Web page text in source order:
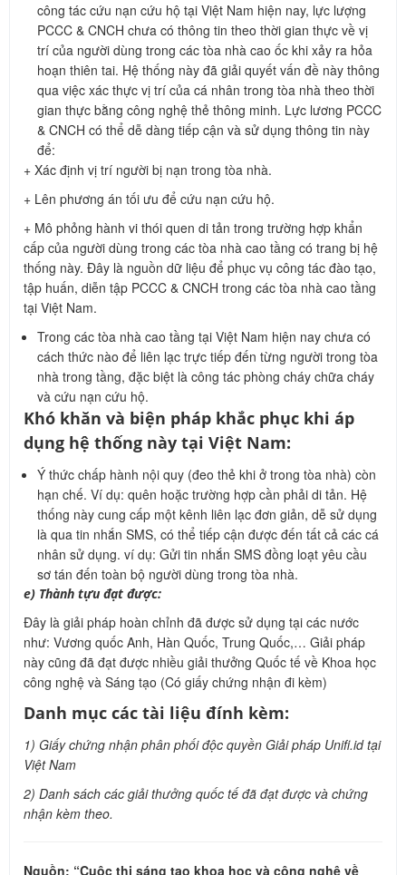
công tác cứu nạn cứu hộ tại Việt Nam hiện nay, lực lượng
PCCC & CNCH chưa có thông tin theo thời gian thực về vị
trí của người dùng trong các tòa nhà cao ốc khi xảy ra hỏa
hoạn thiên tai. Hệ thống này đã giải quyết vấn đề này thông
qua việc xác thực vị trí của cá nhân trong tòa nhà theo thời
gian thực bằng công nghệ thẻ thông minh. Lực lương PCCC
& CNCH có thể dễ dàng tiếp cận và sử dụng thông tin này
để:
+ Xác định vị trí người bị nạn trong tòa nhà.
+ Lên phương án tối ưu để cứu nạn cứu hộ.
+ Mô phỏng hành vi thói quen di tản trong trường hợp khẩn
cấp của người dùng trong các tòa nhà cao tầng có trang bị hệ
thống này. Đây là nguồn dữ liệu để phục vụ công tác đào tạo,
tập huấn, diễn tập PCCC & CNCH trong các tòa nhà cao tầng
tại Việt Nam.
Trong các tòa nhà cao tầng tại Việt Nam hiện nay chưa có
cách thức nào để liên lạc trực tiếp đến từng người trong tòa
nhà trong tầng, đặc biệt là công tác phòng cháy chữa cháy
và cứu nạn cứu hộ.
Khó khăn và biện pháp khắc phục khi áp
dụng hệ thống này tại Việt Nam:
Ý thức chấp hành nội quy (đeo thẻ khi ở trong tòa nhà) còn
hạn chế. Ví dụ: quên hoặc trường hợp cần phải di tản. Hệ
thống này cung cấp một kênh liên lạc đơn giản, dễ sử dụng
là qua tin nhắn SMS, có thể tiếp cận được đến tất cả các cá
nhân sử dụng. ví dụ: Gửi tin nhắn SMS đồng loạt yêu cầu
sơ tán đến toàn bộ người dùng trong tòa nhà.
e) Thành tựu đạt được:
Đây là giải pháp hoàn chỉnh đã được sử dụng tại các nước
như: Vương quốc Anh, Hàn Quốc, Trung Quốc,… Giải pháp
này cũng đã đạt được nhiều giải thưởng Quốc tế về Khoa học
công nghệ và Sáng tạo (Có giấy chứng nhận đi kèm)
Danh mục các tài liệu đính kèm:
1) Giấy chứng nhận phân phối độc quyền Giải pháp Unifi.id tại
Việt Nam
2) Danh sách các giải thưởng quốc tế đã đạt được và chứng
nhận kèm theo.
Nguồn: “Cuộc thi sáng tạo khoa học và công nghệ về